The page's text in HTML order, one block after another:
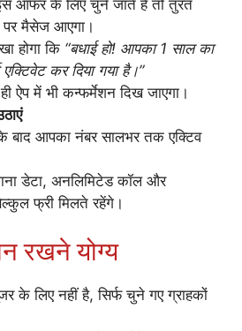
ऑफर के लिए चुने जाते हैं तो तुरंत
मैसेज आएगा।
होगा कि “बधाई हो! आपका 1 साल का
एक्टिवेट कर दिया गया है।”
ऐप में भी कन्फर्मेशन दिख जाएगा।
बाद आपका नंबर सालभर तक एक्टिव
डेटा, अनलिमिटेड कॉल और
फ्री मिलते रहेंगे।
रखने योग्य
के लिए नहीं है, सिर्फ चुने गए ग्राहकों